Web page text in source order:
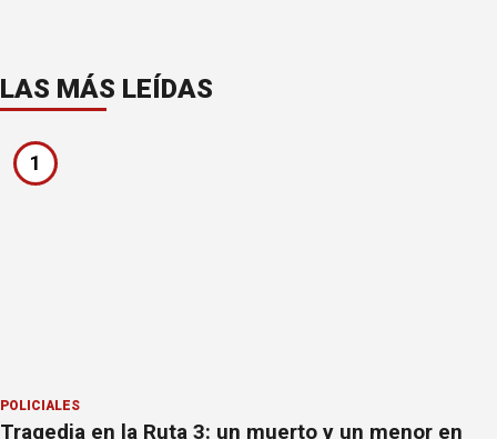
LAS MÁS LEÍDAS
1
POLICIALES
Tragedia en la Ruta 3: un muerto y un menor en